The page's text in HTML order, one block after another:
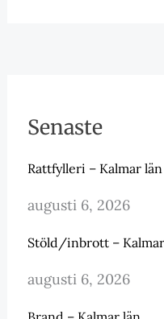
Senaste
Rattfylleri – Kalmar län
augusti 6, 2026
Stöld/inbrott –
augusti 6, 2026